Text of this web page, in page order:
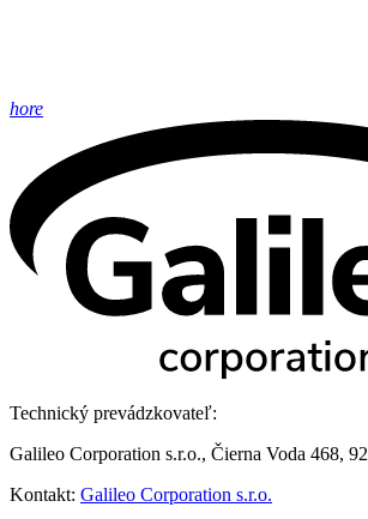
hore
Technický prevádzkovateľ:
Galileo Corporation s.r.o., Čierna Voda 468,
Kontakt: Galileo Corporation s.r.o.